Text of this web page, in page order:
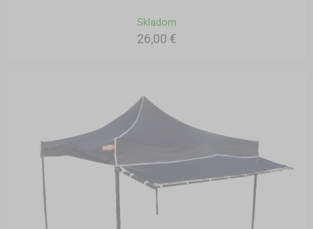
Skladom
26,00 €